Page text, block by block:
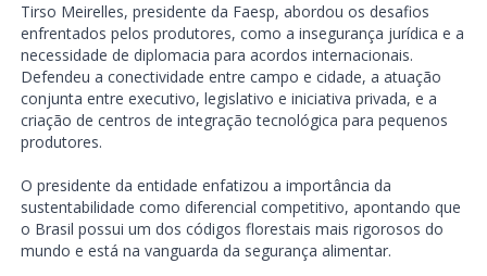
Tirso Meirelles, presidente da Faesp, abordou os desafios
enfrentados pelos produtores, como a insegurança jurídica e a
necessidade de diplomacia para acordos internacionais.
Defendeu a conectividade entre campo e cidade, a atuação
conjunta entre executivo, legislativo e iniciativa privada, e a
criação de centros de integração tecnológica para pequenos
produtores.
O presidente da entidade enfatizou a importância da
sustentabilidade como diferencial competitivo, apontando que
o Brasil possui um dos códigos florestais mais rigorosos do
mundo e está na vanguarda da segurança alimentar.